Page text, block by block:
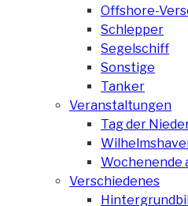
Offshore-
Schlepper
Segelschiff
Sonstige
Tanker
Veranstaltungen
Tag der
Wochenende
Verschiedenes